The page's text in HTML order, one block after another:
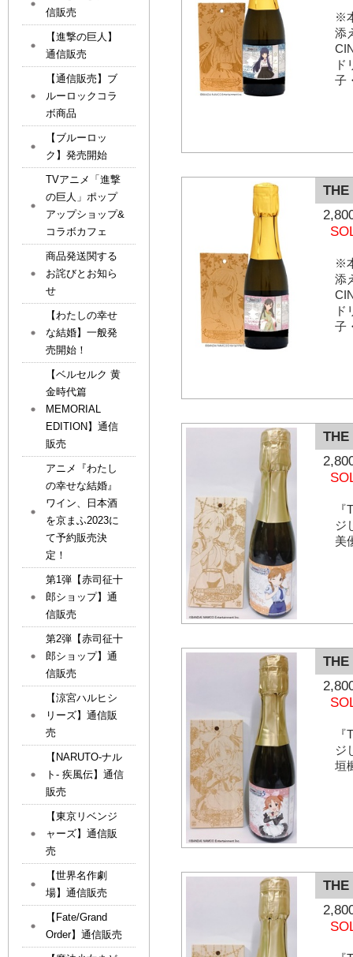
※
添
ド
子
THE
※
添
ド
子
THE
ジ
美
ジ
垣
信販売
【進撃の巨人】
通信販売
【通信販売】ブ
ルーロックコラ
ボ商品
【ブルーロッ
ク】発売開始
TVアニメ「進撃
の巨人」ポップ
アップショップ&
コラボカフェ
商品発送関する
お詫びとお知ら
せ
【わたしの幸せ
な結婚】一般発
売開始！
【ベルセルク 黄
金時代篇
MEMORIAL
EDITION】通信
販売
アニメ『わたし
の幸せな結婚』
ワイン、日本酒
を京まふ2023に
て予約販売決
定！
第1弾【赤司征十
郎ショップ】通
信販売
第2弾【赤司征十
郎ショップ】通
信販売
【涼宮ハルヒシ
リーズ】通信販
売
【NARUTO-ナル
ト- 疾風伝】通信
販売
【東京リベンジ
ャーズ】通信販
売
【世界名作劇
場】通信販売
【Fate/Grand
Order】通信販売